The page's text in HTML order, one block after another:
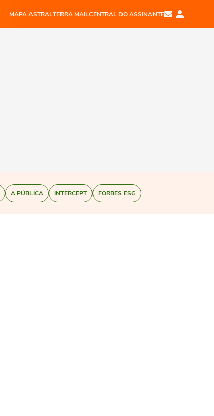
MAPA ASTRALTERRA MAILCENTRAL DO ASSINANTE
A PÚBLICA INTERCEPT FORBES ESG